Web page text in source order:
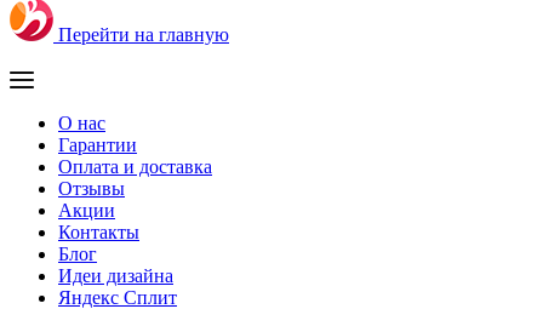
Перейти на главную
О нас
Гарантии
Оплата и доставка
Отзывы
Акции
Контакты
Блог
Идеи дизайна
Яндекс Сплит